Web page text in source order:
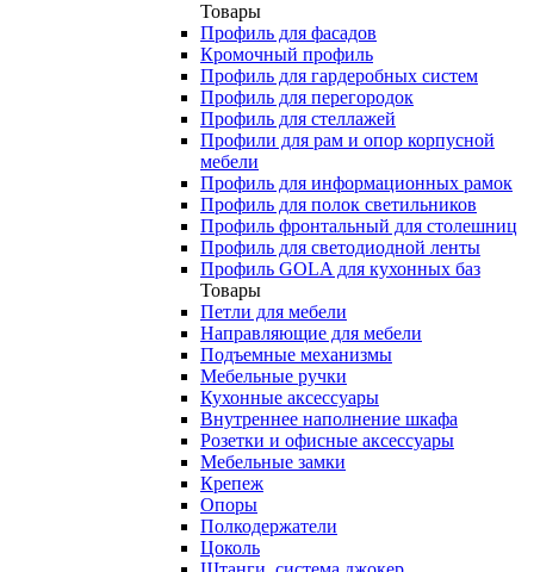
Товары
Профиль для фасадов
Кромочный профиль
Профиль для гардеробных систем
Профиль для перегородок
Профиль для стеллажей
Профили для рам и опор корпусной
мебели
Профиль для информационных рамок
Профиль для полок светильников
Профиль фронтальный для столешниц
Профиль для светодиодной ленты
Профиль GOLA для кухонных баз
Товары
Петли для мебели
Направляющие для мебели
Подъемные механизмы
Мебельные ручки
Кухонные аксессуары
Внутреннее наполнение шкафа
Розетки и офисные аксессуары
Мебельные замки
Крепеж
Опоры
Полкодержатели
Цоколь